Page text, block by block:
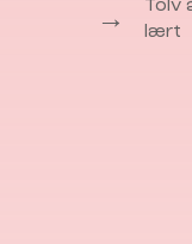
→
Tolv
lært